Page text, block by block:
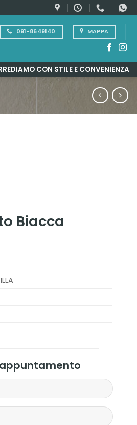
091-8649140 MAPPA
CON STILE E CONVENIENZA
Biacca